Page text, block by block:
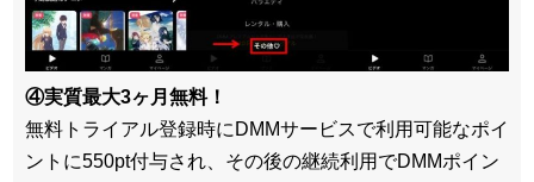
④実質最大3ヶ月無料！
無料トライアル登録時にDMMサービスで利用可能なポイ
ントに550pt付与され、その後の継続利用でDMMポイン